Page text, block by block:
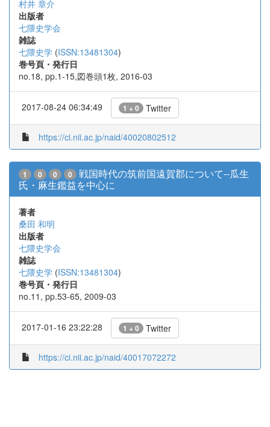
村井 章介
出版者
七隈史学会
雑誌
七隈史学 (ISSN:13481304)
巻号頁・発行日
no.18, pp.1-15,図巻頭1枚, 2016-03
2017-08-24 06:34:49 1 + 0 Twitter
https://ci.nii.ac.jp/naid/40020802512
1 0 0 0
戦国時代の筑前国遠賀郡について--瓜生
氏・麻生鑑益を中心に
著者
桑田 和明
出版者
七隈史学会
雑誌
七隈史学 (ISSN:13481304)
巻号頁・発行日
no.11, pp.53-65, 2009-03
2017-01-16 23:22:28 1 + 0 Twitter
https://ci.nii.ac.jp/naid/40017072272